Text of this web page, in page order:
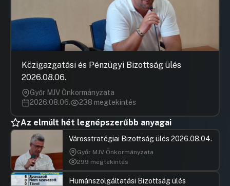
Közigazgatási és Pénzügyi Bizottság ülés
2026.08.06.
Győr MJV Önkormányzata
2026.08.06.
238 megtekintés
Az elmúlt hét legnépszerűbb anyagai
Városstratégiai Bizottság ülés 2026.08.04.
Győr MJV Önkormányzata
299 megtekintés
Humánszolgáltatási Bizottság ülés